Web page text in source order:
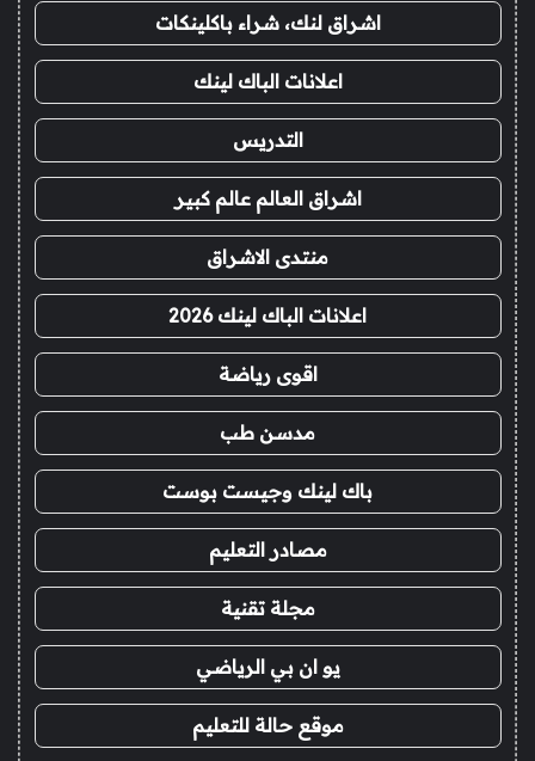
اشراق لنك، شراء باكلينكات
اعلانات الباك لينك
التدريس
اشراق العالم عالم كبير
منتدى الاشراق
اعلانات الباك لينك 2026
اقوى رياضة
مدسن طب
باك لينك وجيست بوست
مصادر التعليم
مجلة تقنية
يو ان بي الرياضي
موقع حالة للتعليم